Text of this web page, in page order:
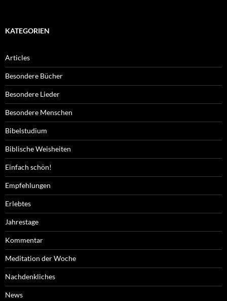
KATEGORIEN
Articles
Besondere Bücher
Besondere Lieder
Besondere Menschen
Bibelstudium
Biblische Weisheiten
Einfach schön!
Empfehlungen
Erlebtes
Jahrestage
Kommentar
Meditation der Woche
Nachdenkliches
News